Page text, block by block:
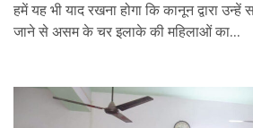
हमें यह भी याद रखना होगा कि कानून द्वारा उन्हें
जाने से असम के चर इलाके की महिलाओं का...